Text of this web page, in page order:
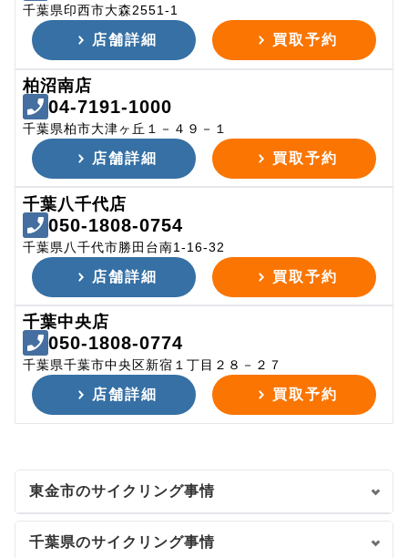
千葉県印西市大森2551-1
店舗詳細 買取予約
柏沼南店
04-7191-1000
千葉県柏市大津ヶ丘１－４９－１
店舗詳細 買取予約
千葉八千代店
050-1808-0754
千葉県八千代市勝田台南1-16-32
店舗詳細 買取予約
千葉中央店
050-1808-0774
千葉県千葉市中央区新宿１丁目２８－２７
店舗詳細 買取予約
東金市のサイクリング事情
千葉県のサイクリング事情